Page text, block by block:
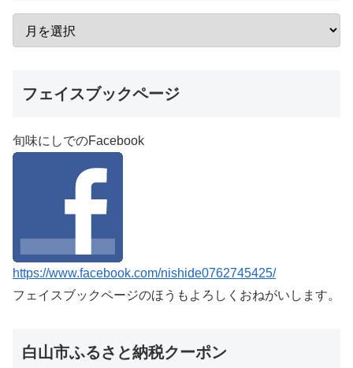
フェイスブックページ
旬味にしでのFacebook
https://www.facebook.com/nishide0762745425/
フェイスブックページのほうもよろしくおねがいします。
白山市ふるさと納税クーポン